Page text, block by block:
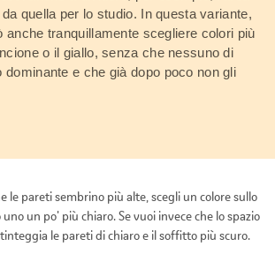
quella per lo studio. In questa variante,
anche tranquillamente scegliere colori più
o il giallo, senza che nessuno di
dominante e che già dopo poco non gli
le pareti sembrino più alte, scegli un colore sullo
un po' più chiaro. Se vuoi invece che lo spazio
le pareti di chiaro e il soffitto più scuro.